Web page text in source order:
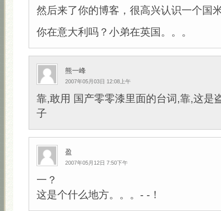
然后来了你的博客，很高兴认识一个国
你在意大利吗？小弟在英国。。。
熊一峰
2007年05月03日 12:08上午
靠,敢用 国产零零漆里面的台词,靠,这是
子
盈
2007年05月12日 7:50下午
一？
这是个什么地方。。。- -！